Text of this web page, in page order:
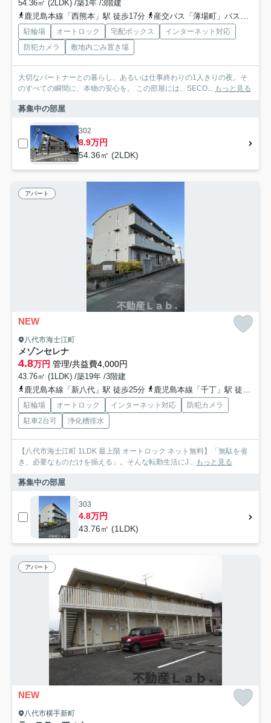
54.36㎡ (2LDK) /築1年 /3階建
鹿児島本線「西熊本」駅 徒歩17分
産交バス「薄場町」バス停下車 徒歩1分
駐輪場 オートロック 宅配ボックス
インターネット対応
防犯カメラ
敷地内ごみ置き場
大切なパートナーとの暮らし、あるいは仕事終わりの1人きりの夜。そ
のすべての瞬間に、本物の安心を。 この部屋には、SECO... もっと見る
募集中の部屋
302
8.9万円
54.36㎡ (2LDK)
アパート
NEW
八代市海士江町
メゾンセレナ
4.8万円 管理/共益費4,000円
43.76㎡ (1LDK) /築19年 /3階建
鹿児島本線「新八代」駅 徒歩25分
鹿児島本線「千丁」駅 徒歩30分
駐輪場 オートロック インターネット対応
防犯カメラ
駐車2台可
浄化槽排水
【八代市海士江町 1LDK 最上階 オートロック ネット無料】「無駄を省
き、必要なものだけを揃える」。そんな転勤生活にJ... もっと見る
募集中の部屋
303
4.8万円
43.76㎡ (1LDK)
アパート
NEW
八代市横手新町